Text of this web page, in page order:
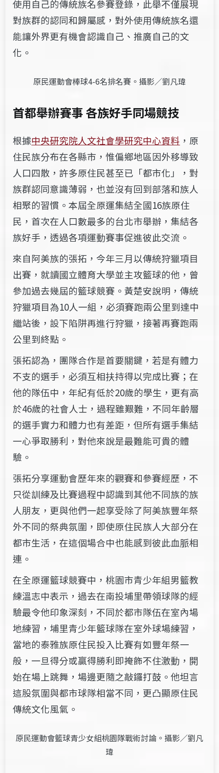
使用自己的傳統族名參賽登錄，此舉不僅展現
對族群的認同和歸屬感，對外使用傳統族名還
能讓外界更有機會認識自己、推廣自己的文
化。
原民運動會棒球4-6名排名賽。攝影／劉凡瑋
首都舉辦賽事 各族好手同場競技
根據中央研究院人文社會學研究中心資料 ，原
住民族分布在各縣市，惟偏鄉地區因外移導致
人口四散，許多原住民甚至已「都市化」，對
族群認同意識薄弱，也並沒有回到部落和族人
相聚的習慣。本屆全原運集結全國16族原住
民，首次在人口數最多的台北市舉辦，集結各
族好手，透過各項運動賽事促進彼此交流。
來自阿美族的張拓，今年三月以傳統狩獵項目
出賽，就讀國立體育大學並主攻籃球的他，曾
參加過去幾屆的籃球競賽。黃楚安說明，傳統
狩獵項目為10人一組，必須賽跑兩公里到達中
繼站後，設下陷阱再進行狩獵，接著再賽跑兩
公里到終點。
張拓認為，團隊合作是首要關鍵，若是有體力
不支的選手，必須互相扶持得以完成比賽；在
他的隊伍中，年紀有低於20歲的學生，更有高
於46歲的社會人士，過程雖艱難，不同年齡層
的選手實力和體力也有差距，但所有選手集結
一心爭取勝利，對他來說是最難能可貴的體
驗。
張拓分享運動會歷年來的觀賽和參賽經歷，不
只從訓練及比賽過程中認識到其他不同族的族
人朋友，更與他們一起享受除了阿美族豐年祭
外不同的祭典氛圍，即使原住民族人大部分在
都市生活，在這個場合中也能感到彼此血脈相
連。
在全原運籃球競賽中，桃園市青少年組男籃教
練溫志中表示，過去在南投埔里帶領球隊的經
驗最令他印象深刻，不同於都市隊伍在室內場
地練習，埔里青少年籃球隊在室外球場練習，
當地的泰雅族原住民投入比賽有如豐年祭一
般，一旦得分或贏得勝利即掩飾不住激動，開
始在場上跳舞，場邊更隨之敲鑼打鼓。他坦言
這股氛圍與都市球隊相當不同，更凸顯原住民
傳統文化風氣。
原民運動會籃球青少女組桃園隊戰術討論。攝影／劉凡
瑋